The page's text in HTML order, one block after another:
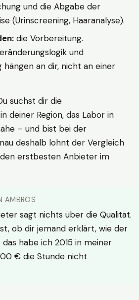
und die Abgabe der
(Urinscreening, Haaranalyse).
die Vorbereitung.
und
hängen an dir, nicht an einer
suchst dir die
deiner Region, das Labor in
– und bist bei der
deshalb lohnt der Vergleich
erstbesten Anbieter im
AMBROS
sagt nichts über die Qualität.
ob dir jemand erklärt, wie der
habe ich 2015 in meiner
€ die Stunde nicht